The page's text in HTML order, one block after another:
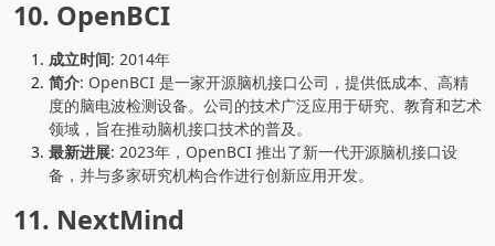
10. OpenBCI
成立时间: 2014年
简介: OpenBCI 是一家开源脑机接口公司，提供低成本、高精
度的脑电波检测设备。公司的技术广泛应用于研究、教育和艺术
领域，旨在推动脑机接口技术的普及。
最新进展: 2023年，OpenBCI 推出了新一代开源脑机接口设
备，并与多家研究机构合作进行创新应用开发。
11. NextMind